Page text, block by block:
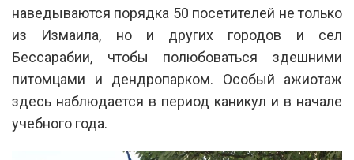
наведываются порядка 50 посетителей не только
из Измаила, но и других городов и сел
Бессарабии, чтобы полюбоваться здешними
питомцами и дендропарком. Особый ажиотаж
здесь наблюдается в период каникул и в начале
учебного года.